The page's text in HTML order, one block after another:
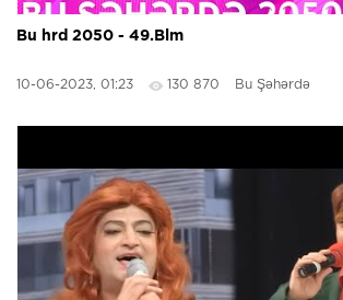
Bu hrd 2050 - 49.Blm
10-06-2023, 01:23 130 870 Bu Şəhərdə